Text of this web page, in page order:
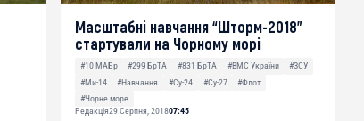
Масштабні навчання “Шторм-2018”
стартували на Чорному морі
#10 МАБр #299 БрТА #831 БрТА #ВМС України
#ЗСУ
#Ми-14
#Навчання #Су-24 #Су-27
#Флот
#Чорне море
Редакція29 Серпня, 201807:45